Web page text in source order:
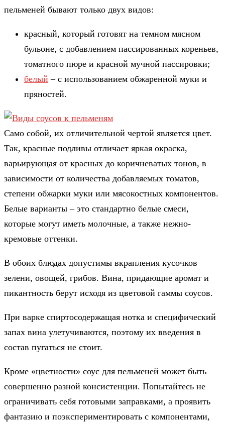
пельменей бывают только двух видов:
красный, который готовят на темном мясном
бульоне, с добавлением пассированных кореньев,
томатного пюре и красной мучной пассировки;
белый – с использованием обжаренной муки и
пряностей.
Само собой, их отличительной чертой является цвет.
Так, красные подливы отличает яркая окраска,
варьирующая от красных до коричневатых тонов, в
зависимости от количества добавляемых томатов,
степени обжарки муки или мясокостных компонентов.
Белые варианты – это стандартно белые смеси,
которые могут иметь молочные, а также нежно-
кремовые оттенки.
В обоих блюдах допустимы вкрапления кусочков
зелени, овощей, грибов. Вина, придающие аромат и
пикантность берут исходя из цветовой гаммы соусов.
При варке спиртосодержащая нотка и специфический
запах вина улетучиваются, поэтому их введения в
состав пугаться не стоит.
Кроме «цветности» соус для пельменей может быть
совершенно разной консистенции. Попытайтесь не
ограничивать себя готовыми заправками, а проявить
фантазию и поэкспериментировать с компонентами,